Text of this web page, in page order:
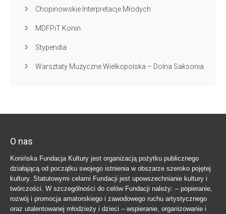
Chopinowskie Interpretacje Młodych
MDFPiT Konin
Stypendia
Warsztaty Muzyczne Wielkopolska – Dolna Saksonia
O nas
Konińska Fundacja Kultury jest organizacją pożytku publicznego
działającą od początku swojego istnienia w obszarze szeroko pojętej
kultury. Statutowymi celami Fundacji jest upowszechnianie kultury i
twórczości. W szczególności do celów Fundacji należy: – popieranie,
rozwój i promocja amatorskiego i zawodowego ruchu artystycznego
oraz utalentowanej młodzieży i dzieci – wspieranie, organizowanie i